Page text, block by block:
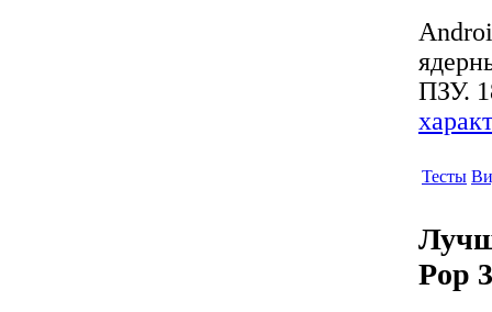
ПЗУ.
Тесты
Pop